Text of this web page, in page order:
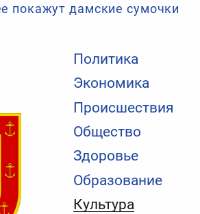
Политика
Экономика
Происшествия
Общество
Здоровье
Образование
Культура
покажут дамские сумочки